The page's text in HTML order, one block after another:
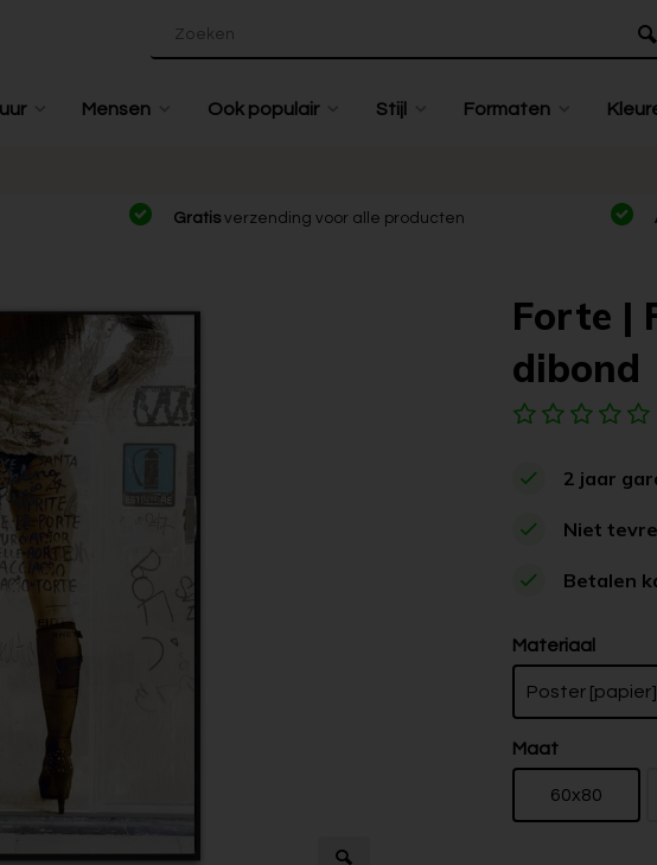
Mensen Ook populair Stijl Formaten
Gratisverzending voor alle producten
Forte |
dibond
2 jaar
Niet
Betalen
Materiaal
Poster [papier]
Maat
60x80